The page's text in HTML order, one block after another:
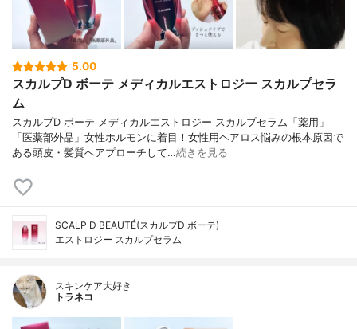
5.00
スカルプD ボーテ メディカルエストロジー スカルプセラ
ム
スカルプD ボーテ メディカルエストロジー スカルプセラム「薬用」
「医薬部外品」女性ホルモンに着目！女性用ヘアロス悩みの根本原因で
ある頭皮・髪質へアプローチして…続きを見る
SCALP D BEAUTÉ(スカルプD ボーテ)
エストロジー スカルプセラム
スキンケア大好き
トラネコ